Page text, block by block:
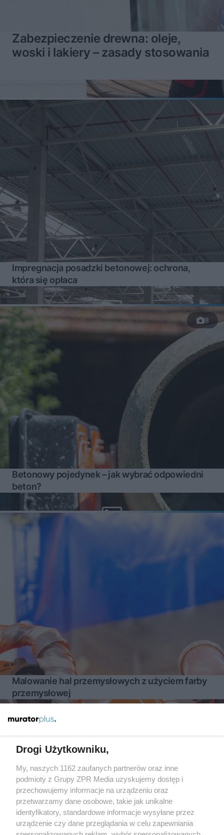
Zabezpieczenie drewna: oleje,
woski i lakiery – zasady stosowania
Impregnacja posadzki betonowej: ochrona,
która się opłaca
8
Betonowy pojedynek – jak wybrać odpowiedni
beton?
Malowanie hal przemysłowych z użyciem farby
przemysłowej
Żaden utwór zamieszczony w serwisie nie może być powielany i
rozpowszechniany lub dalej rozpowszechniany w jakikolwiek
sposób (w tym także elektroniczny lub mechaniczny) na
jakimkolwiek polu eksploatacji w jakiejkolwiek formie, włącznie z
umieszczaniem w Internecie bez pisemnej zgody właściciela praw.
Jakiekolwiek użycie lub wykorzystanie utworów w całości lub w
części z naruszeniem prawa, tzn. bez właściwej zgody, jest
zabronione pod groźbą kary i może być ścigane prawnie.
Drogi Użytkowniku,
My, naszych 1162 zaufanych partnerów oraz inne
podmioty z Grupy ZPR Media uzyskujemy dostęp i
przechowujemy informacje na urządzeniu oraz
przetwarzamy dane osobowe, takie jak unikalne
identyfikatory, standardowe informacje wysyłane przez
urządzenie czy dane przeglądania w celu zapewniania